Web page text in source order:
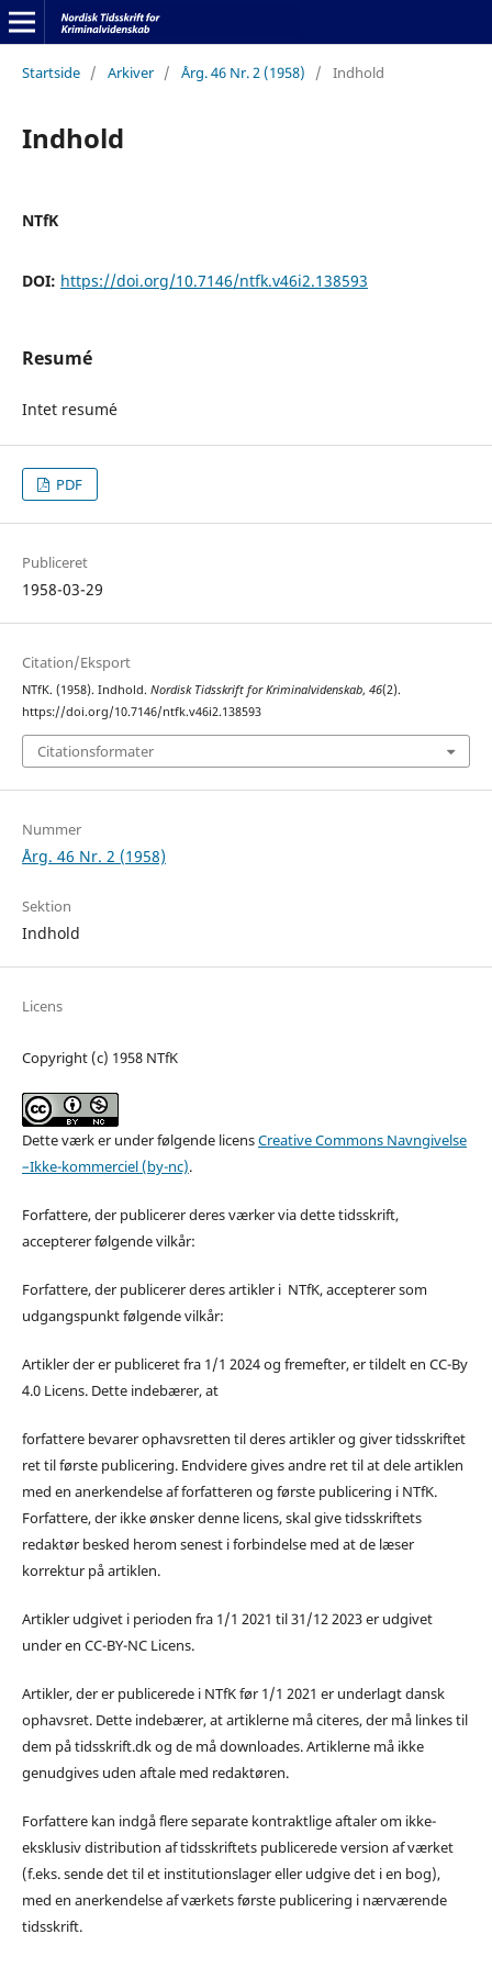
Startside / Arkiver / Årg. 46 Nr. 2 (1958) / Indhold
Indhold
NTfK
DOI: https://doi.org/10.7146/ntfk.v46i2.138593
Resumé
Intet resum´e
PDF
Publiceret
1958-03-29
Citation/Eksport
NTfK. (1958). Indhold. Nordisk Tidsskrift for Kriminalvidenskab, 46(2).
https://doi.org/10.7146/ntfk.v46i2.138593
Citationsformater
Nummer
Årg. 46 Nr. 2 (1958)
Sektion
Indhold
Licens
Copyright (c) 1958 NTfK
Dette værk er under følgende licensCreative Commons Navngivelse
–Ikke-kommerciel (by-nc).
Forfattere, der publicerer deres værker via dette tidsskrift,
accepterer følgende vilkår:
Forfattere, der publicerer deres artikler i NTfK, accepterer som
udgangspunkt følgende vilkår:
Artikler der er publiceret fra 1/1 2024 og fremefter, er tildelt en CC-By
4.0 Licens. Dette indebærer, at
forfattere bevarer ophavsretten til deres artikler og giver tidsskriftet
ret til første publicering. Endvidere gives andre ret til at dele artiklen
med en anerkendelse af forfatteren og første publicering i NTfK.
Forfattere, der ikke ønsker denne licens, skal give tidsskriftets
redaktør besked herom senest i forbindelse med at de læser
korrektur på artiklen.
Artikler udgivet i perioden fra 1/1 2021 til 31/12 2023 er udgivet
under en CC-BY-NC Licens.
Artikler, der er publicerede i NTfK før 1/1 2021 er underlagt dansk
ophavsret. Dette indebærer, at artiklerne må citeres, der må linkes til
dem på tidsskrift.dk og de må downloades. Artiklerne må ikke
genudgives uden aftale med redaktøren.
Forfattere kan indgå flere separate kontraktlige aftaler om ikke-
eksklusiv distribution af tidsskriftets publicerede version af værket
(f.eks. sende det til et institutionslager eller udgive det i en bog),
med en anerkendelse af værkets første publicering i nærværende
tidsskrift.